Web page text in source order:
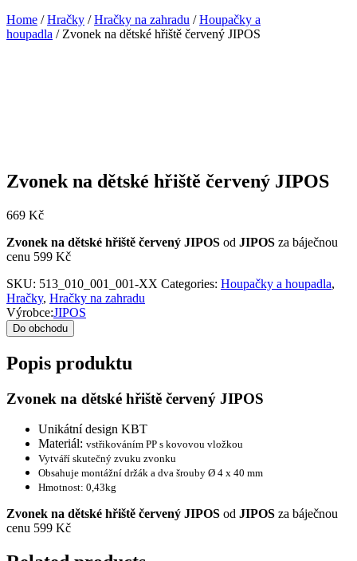
Home /Hračky /Hračky na zahradu /Houpačky a
houpadla / Zvonek na dětské hřiště červený JIPOS
Zvonek na dětské hřiště červený JIPOS
669 Kč
Zvonek na dětské hřiště červený JIPOS od JIPOS za báječnou
cenu 599 Kč
SKU: 513_010_001_001-XX Categories: Houpačky a houpadla,
Hračky, Hračky na zahradu
Výrobce:JIPOS
Do obchodu
Popis produktu
Zvonek na dětské hřiště červený JIPOS
Unikátní design KBT
Materiál: vstřikováním PP s kovovou vložkou
Vytváří skutečný zvuku zvonku
Obsahuje montážní držák a dva šrouby Ø 4 x 40 mm
Hmotnost: 0,43kg
Zvonek na dětské hřiště červený JIPOS od JIPOS za báječnou
cenu 599 Kč